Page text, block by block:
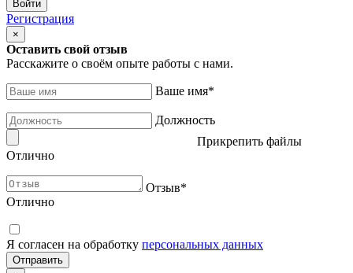
Регистрация
×
Оставить свой отзыв
Расскажите о своём опыте работы с нами.
Ваше имя*
Должность
Прикрепить файлы
Отлично
Отзыв*
Отлично
Я согласен на обработку персональных данных